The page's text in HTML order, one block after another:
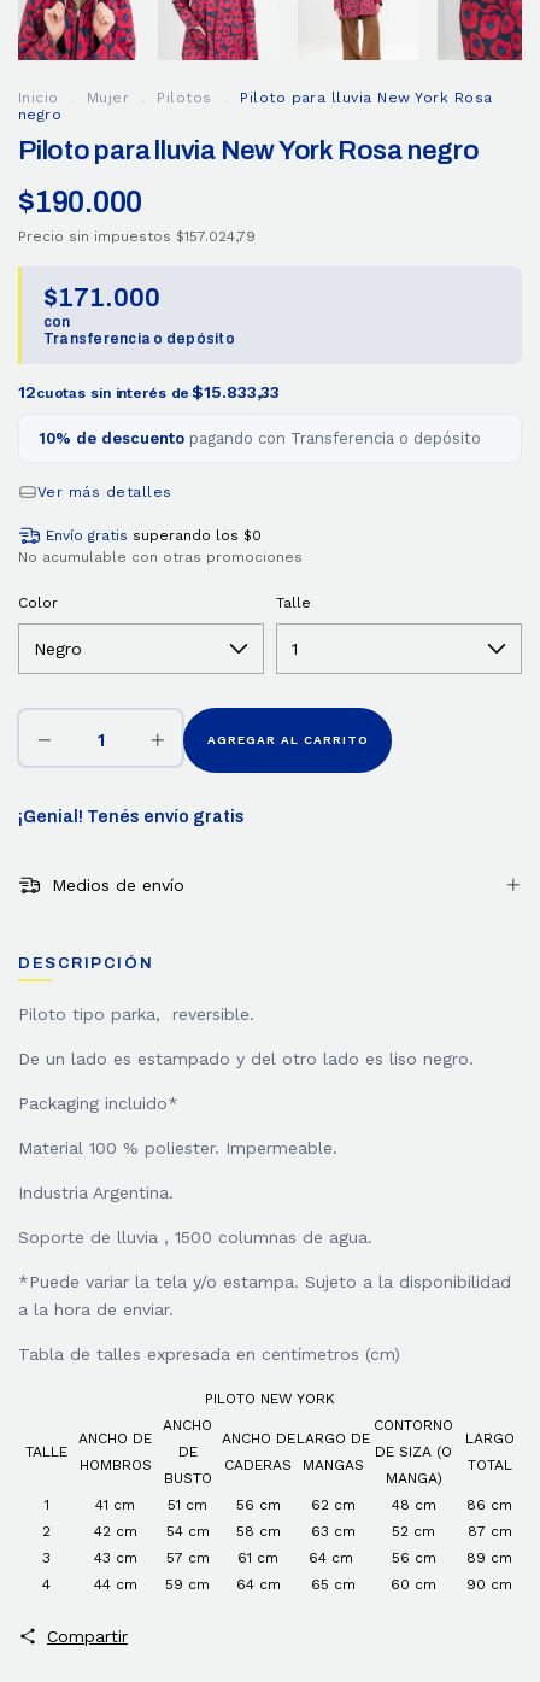
Inicio . Mujer . Pilotos .
Piloto para lluvia New York Rosa
negro
Piloto para lluvia New York Rosa negro
$190.000
Precio sin impuestos $157.024,79
$171.000
con
Transferencia o depósito
12cuotas sin interés de $15.833,33
10% de descuento pagando con Transferencia o depósito
Ver más detalles
Envío gratis superando los $0
No acumulable con otras promociones
Color Talle
¡Genial! Tenés envío gratis
Medios de envío
DESCRIPCIÓN
Piloto tipo parka, reversible.
De un lado es estampado y del otro lado es liso negro.
Packaging incluido*
Material 100 % poliester. Impermeable.
Industria Argentina.
Soporte de lluvia , 1500 columnas de agua.
*Puede variar la tela y/o estampa. Sujeto a la disponibilidad
a la hora de enviar.
Tabla de talles expresada en centímetros (cm)
PILOTO NEW YORK
TALLE
ANCHO DE
HOMBROS
ANCHO
DE
BUSTO
ANCHO DE
CADERAS
LARGO DE
MANGAS
CONTORNO
DE SIZA (O
MANGA)
LARGO
TOTAL
1 41 cm 51 cm 56 cm 62 cm 48 cm
86 cm
2
42 cm 54 cm 58 cm 63 cm 52 cm
87 cm
3
43 cm 57 cm 61 cm 64 cm 56 cm
89 cm
4
44 cm 59 cm 64 cm 65 cm 60 cm 90 cm
Compartir